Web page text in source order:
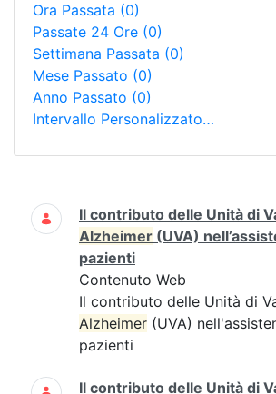
Ora Passata (0)
Passate 24 Ore (0)
Settimana Passata (0)
Mese Passato (0)
Anno Passato (0)
Intervallo Personalizzato…
Ricerca
Il contributo delle Unità di
Alzheimer (UVA)
pazienti
Contenuto Web
Il contributo delle Unità di
Alzheimer (UVA)
pazienti
Il contributo delle Unità di